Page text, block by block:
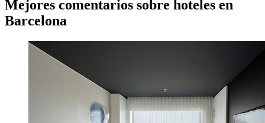
Mejores comentarios sobre hoteles en
Barcelona